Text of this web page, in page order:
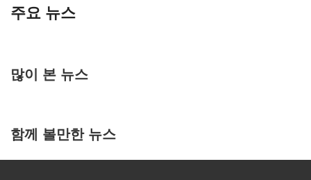
주요 뉴스
많이 본 뉴스
함께 볼만한 뉴스